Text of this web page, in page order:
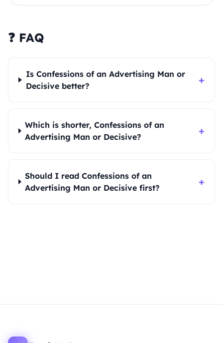
❓ FAQ
Is Confessions of an Advertising Man or
Decisive better?
+
Which is shorter, Confessions of an
Advertising Man or Decisive?
+
Should I read Confessions of an
Advertising Man or Decisive first?
+